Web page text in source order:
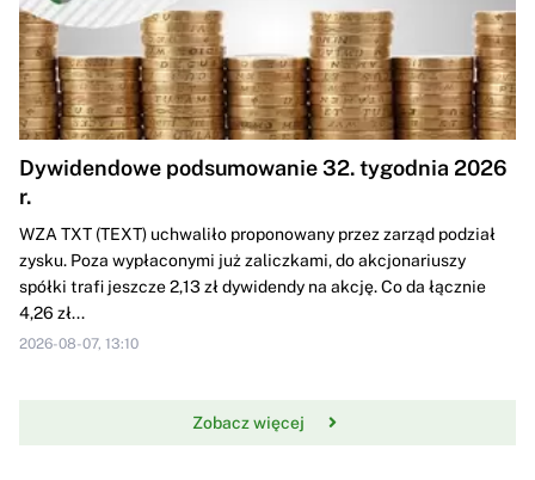
Dywidendowe podsumowanie 32. tygodnia 2026
r.
WZA TXT (TEXT) uchwaliło proponowany przez zarząd podział
zysku. Poza wypłaconymi już zaliczkami, do akcjonariuszy
spółki trafi jeszcze 2,13 zł dywidendy na akcję. Co da łącznie
4,26 zł...
2026-08-07, 13:10
Zobacz więcej